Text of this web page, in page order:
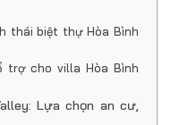
thái biệt thự Hòa Bình
trợ cho villa Hòa Bình
Lựa chọn an cư,